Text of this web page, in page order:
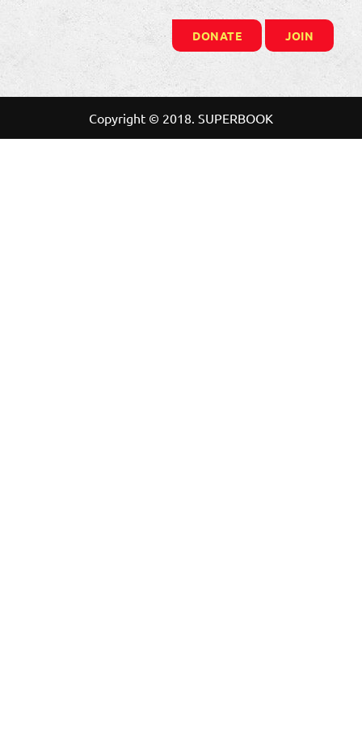
DONATE JOIN
Copyright © 2018. SUPERBOOK